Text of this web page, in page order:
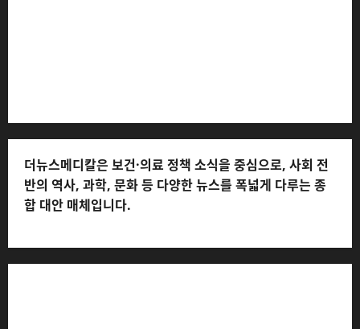
더뉴스메디칼은 보건·의료 정책 소식을 중심으로, 사회 전
반의 역사, 과학, 문화 등 다양한 뉴스를 폭넓게 다루는 종
합 대안 매체입니다.